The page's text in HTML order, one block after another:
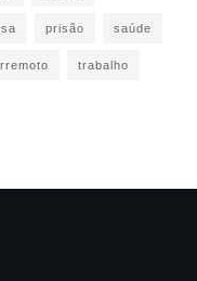
prisão saúde
trabalho